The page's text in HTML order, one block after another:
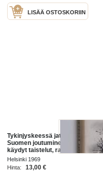
LISÄÄ OSTOSKORIIN
Tykinjyskeessä jatkosodassa :
Suomen joutuminen jatkosotaan,
käydyt taistelut, rauha, vaaran
vuodet ja nykypäivä tykkimiehen
näkökulmasta
Helsinki 1969
Hinta:
13,00 €